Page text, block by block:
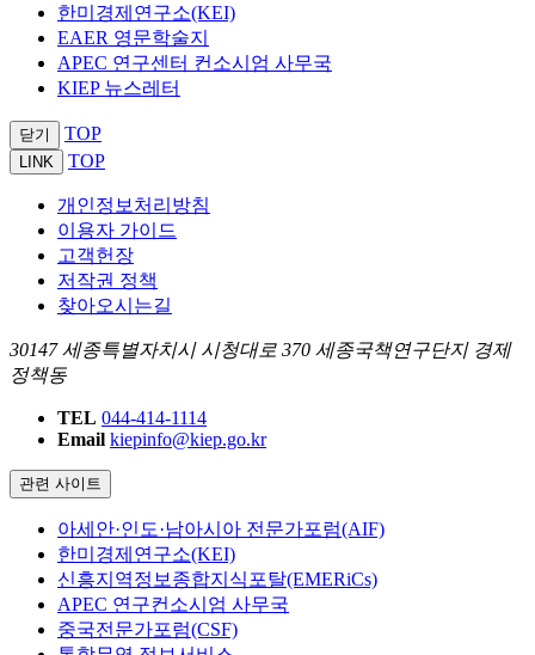
한미경제연구소(KEI)
EAER 영문학술지
APEC 연구센터 컨소시엄 사무국
KIEP 뉴스레터
닫기 TOP
LINK TOP
개인정보처리방침
이용자 가이드
고객헌장
저작권 정책
찾아오시는길
30147 세종특별자치시 시청대로 370 세종국책연구단지 경제
정책동
TEL 044-414-1114
Email kiepinfo@kiep.go.kr
관련 사이트
아세안·인도·남아시아 전문가포럼(AIF)
한미경제연구소(KEI)
신흥지역정보종합지식포탈(EMERiCs)
APEC 연구컨소시엄 사무국
중국전문가포럼(CSF)